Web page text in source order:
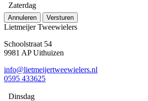
Zaterdag
Annuleren Versturen
Lietmeijer Tweewielers
Schoolstraat 54
9981 AP Uithuizen
info@lietmeijertweewielers.nl
0595 433625
Dinsdag